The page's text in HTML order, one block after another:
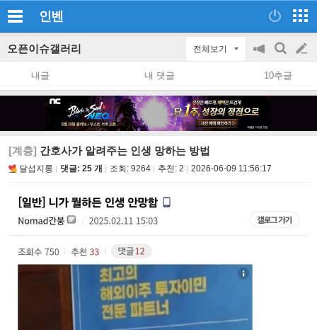
인벤
오픈이슈갤러리 전체보기
공
지
on/off
검
색
글
쓰
내글 내 댓글 10추글
[계층] 간호사가 알려주는 인생 망하는 방법
달섭지롱 댓글: 25 개 조회: 9264 추천: 2 2026-06-09 11:56:17